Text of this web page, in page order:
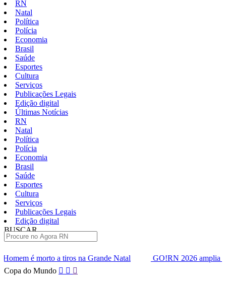
RN
Natal
Política
Polícia
Economia
Brasil
Saúde
Esportes
Cultura
Serviços
Publicações Legais
Edição digital
Últimas Notícias
RN
Natal
Política
Polícia
Economia
Brasil
Saúde
Esportes
Cultura
Serviços
Publicações Legais
Edição digital
BUSCAR
na Grande Natal
GO!RN 2026 amplia agenda de inovação
Pular
para
Copa do Mundo